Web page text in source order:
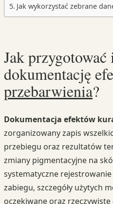
Jak wykorzystać zebrane
Jak
dokumentację
przebarwienia?
Dokumentacja efektów
zorganizowany zapis
przebiegu oraz rezultatów
zmiany pigmentacyjne na
systematyczne
zabiegu, szczegóły użytych
oczekiwane oraz